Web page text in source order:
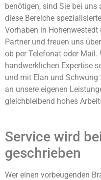
benötigen, sind Sie bei
diese Bereiche
Vorhaben in
Partner und freuen uns
ob per Telefonat oder Mail.
handwerklichen Expertise
und mit Elan und
an unsere eigenen
gleichbleibend hohes
Service wird
geschrieben
Wer einen vorbeugenden